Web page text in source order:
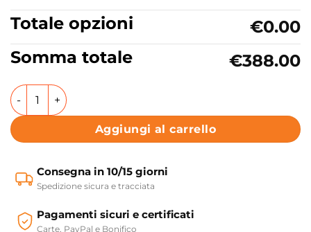
Totale opzioni
€0.00
Somma totale
€388.00
Vasca da bagno Incasso senza idromassaggio 150X100
Aggiungi al carrello
Consegna in 10/15 giorni
Spedizione sicura e tracciata
Pagamenti sicuri e certificati
Carte, PayPal e Bonifico